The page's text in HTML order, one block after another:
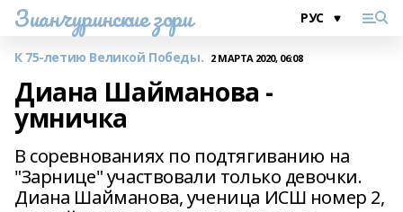
Зианчуринские зори
К 75-летию Великой Победы. 2 МАРТА 2020, 06:08
Диана Шайманова -
умничка
В соревнованиях по подтягиванию на
"Зарнице" участвовали только девочки.
Диана Шайманова, ученица ИСШ номер 2,